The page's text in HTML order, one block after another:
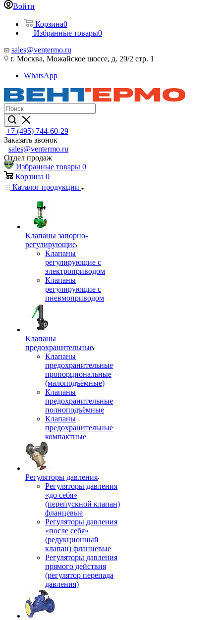
Войти
Корзина0
Избранные товары0
sales@ventermo.ru
г. Москва, Можайское шоссе, д. 29/2 стр. 1
WhatsApp
+7 (495) 744-60-29
Заказать звонок
sales@ventermo.ru
Отдел продаж
Избранные товары 0
Корзина 0
Каталог продукции
Клапаны запорно-
регулирующие
Клапаны
регулирующие с
электроприводом
Клапаны
регулирующие с
пневмоприводом
Клапаны
предохранительные
Клапаны
предохранительные
пропорциональные
(малоподъёмные)
Клапаны
предохранительные
полноподъёмные
Клапаны
предохранительные
компактные
Регуляторы давления
Регуляторы давления
«до себя»
(перепускной клапан)
фланцевые
Регуляторы давления
«после себя»
(редукционный
клапан) фланцевые
Регуляторы давления
прямого действия
(регулятор перепада
давления)